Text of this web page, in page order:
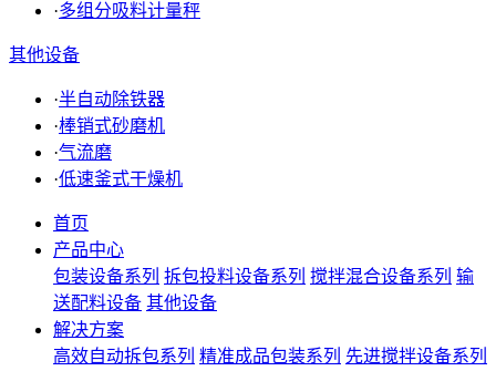
·多组分吸料计量秤
其他设备
·半自动除铁器
·棒销式砂磨机
·气流磨
·低速釜式干燥机
首页
产品中心
包装设备系列 拆包投料设备系列 搅拌混合设备系列 输
送配料设备 其他设备
解决方案
高效自动拆包系列 精准成品包装系列 先进搅拌设备系列